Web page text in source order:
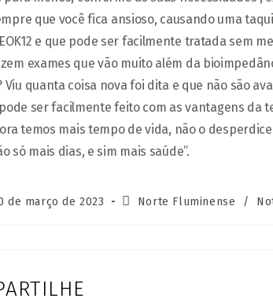
que você fica ansioso, causando uma
e que pode ser facilmente tratada sem
exames que vão muito além da
Viu quanta coisa nova foi dita e que não são
ser facilmente feito com as vantagens da
temos mais tempo de vida, não o
só mais dias, e sim mais saúde”.
de março de 2023
Categoria
Norte Fluminense /